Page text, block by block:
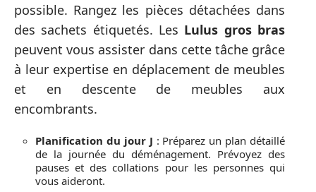
possible. Rangez les pièces détachées dans
des sachets étiquetés. Les Lulus gros bras
peuvent vous assister dans cette tâche grâce
à leur expertise en déplacement de meubles
et en descente de meubles aux
encombrants.
Planification du jour J : Préparez un plan détaillé
de la journée du déménagement. Prévoyez des
pauses et des collations pour les personnes qui
vous aideront.